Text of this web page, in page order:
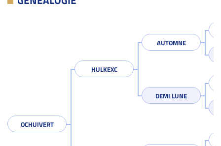
OCHUIVERT
HULKEXC
AUTOMNE
DEMI LUNE